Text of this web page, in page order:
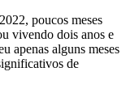
poucos meses
vivendo dois anos e
apenas alguns meses
de